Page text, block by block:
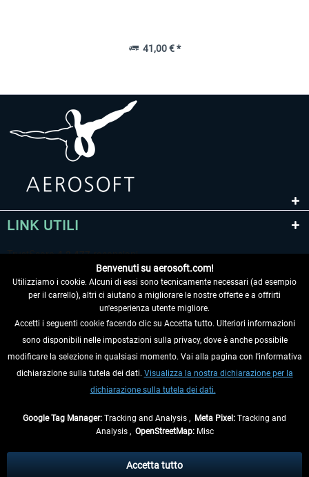
41,00 € *
LINK UTILI
RECEDERE DAL CONTRATTO
INFORMAZIONI
eventualmente le spese di spedizione, se non diversamente descritto.
Benvenuti su aerosoft.com!
Utilizziamo i cookie. Alcuni di essi sono tecnicamente necessari (ad esempio
per il carrello), altri ci aiutano a migliorare le nostre offerte e a offrirti
un'esperienza utente migliore.
Accetti i seguenti cookie facendo clic su Accetta tutto. Ulteriori informazioni
sono disponibili nelle impostazioni sulla privacy, dove è anche possibile
modificare la selezione in qualsiasi momento. Vai alla pagina con l'informativa
dichiarazione sulla tutela dei dati. Visualizza la nostra dichiarazione per la
dichiarazione sulla tutela dei dati.
Google Tag Manager: Tracking and Analysis , Meta Pixel: Tracking and
Analysis , OpenStreetMap:Misc
Accetta tutto